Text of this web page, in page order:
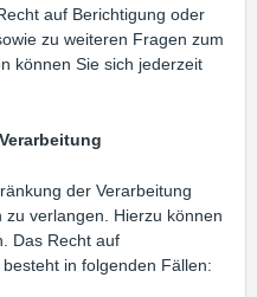
auf Berichtigung oder
zu weiteren Fragen zum
können Sie sich jederzeit
der Verarbeitung
verlangen. Hierzu können
Das Recht auf
in folgenden Fällen: